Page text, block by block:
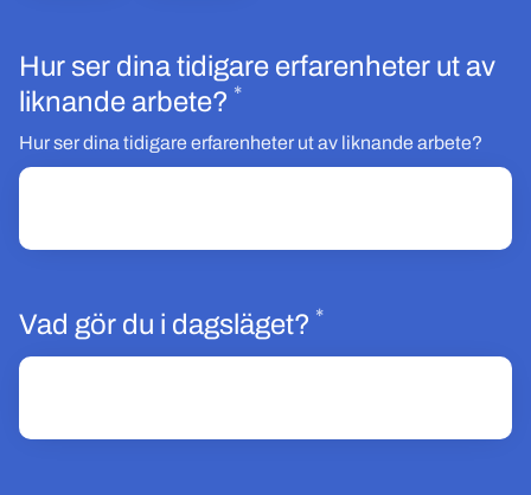
Hur ser dina tidigare erfarenheter ut av
liknande arbete? *Obligatoriskt
Hur ser dina tidigare erfarenheter ut av liknande arbete?
Vad gör du i dagsläget? *Obligatoriskt